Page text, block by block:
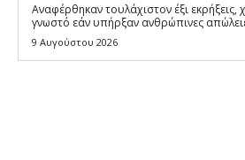
Αναφέρθηκαν τουλάχιστον έξι εκρήξεις,
γνωστό εάν υπήρξαν ανθρώπινες
9 Αυγούστου 2026